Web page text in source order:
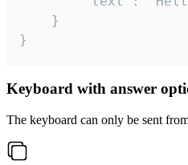
}
Keyboard with answer
The keyboard can only be sent